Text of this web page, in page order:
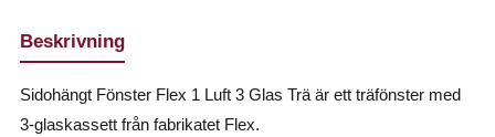
Beskrivning
Sidohängt Fönster Flex 1 Luft 3 Glas Trä är ett träfönster med
3-glaskassett från fabrikatet Flex.